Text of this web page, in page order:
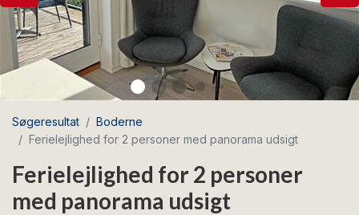
Søgeresultat
Boderne
Ferielejlighed for 2 personer med panorama udsigt
Ferielejlighed for 2 personer
med panorama udsigt